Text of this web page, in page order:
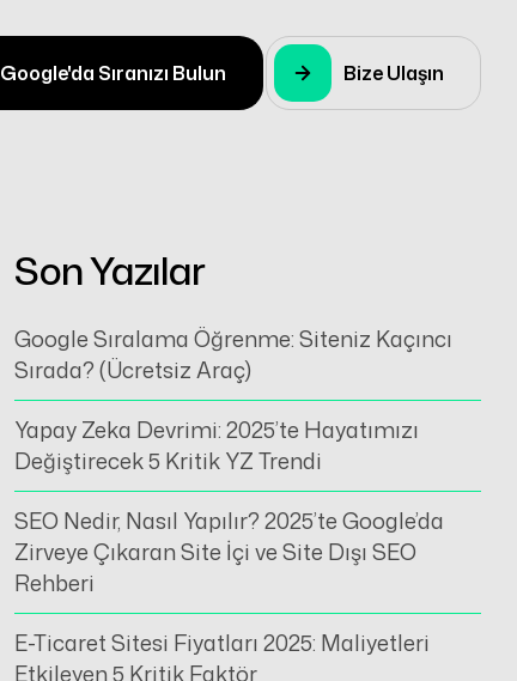
Google'da Sıranızı Bulun Bize Ulaşın
Son Yazılar
Google Sıralama Öğrenme: Siteniz Kaçıncı
Sırada? (Ücretsiz Araç)
Yapay Zeka Devrimi: 2025’te Hayatımızı
Değiştirecek 5 Kritik YZ Trendi
SEO Nedir, Nasıl Yapılır? 2025’te Google’da
Zirveye Çıkaran Site İçi ve Site Dışı SEO
Rehberi
E-Ticaret Sitesi Fiyatları 2025: Maliyetleri
Etkileyen 5 Kritik Faktör